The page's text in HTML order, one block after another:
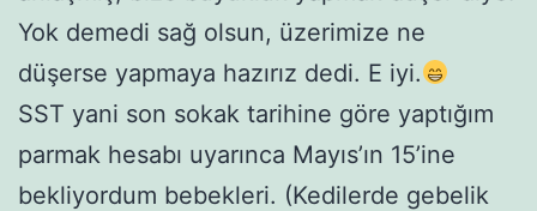
Yok demedi sağ olsun, üzerimize ne
düşerse yapmaya hazırız dedi. E iyi.
SST yani son sokak tarihine göre yaptığım
parmak hesabı uyarınca Mayıs’ın 15’ine
bekliyordum bebekleri. (Kedilerde gebelik